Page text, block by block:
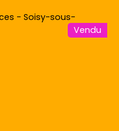
VENDRE
Vendu